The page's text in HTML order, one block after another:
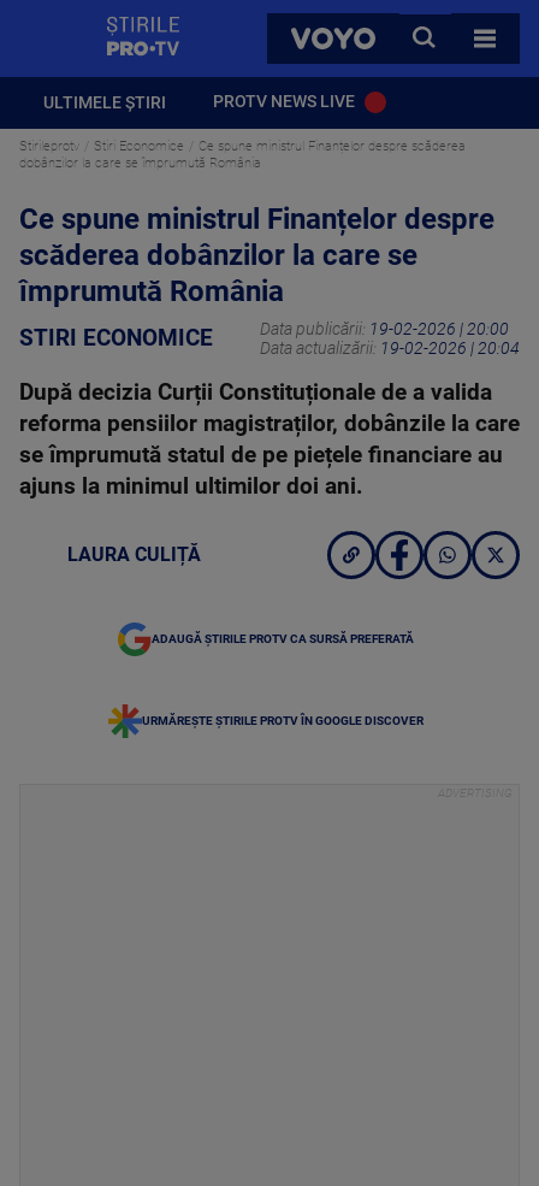
VOYO
CAUTA
TOATE
ULTIMELE ȘTIRI PROTV NEWS LIVE
Stirileprotv Stiri Economice
Ce spune ministrul Finanțelor despre scăderea
dobânzilor la care se împrumută România
Ce spune ministrul Finanțelor despre
scăderea dobânzilor la care se
împrumută România
STIRI ECONOMICE Data publicării: 19-02-2026 | 20:00
Data actualizării: 19-02-2026 | 20:04
După decizia Curții Constituționale de a valida
reforma pensiilor magistraților, dobânzile la care
se împrumută statul de pe piețele financiare au
ajuns la minimul ultimilor doi ani.
LAURA CULIȚĂ
ADAUGĂ ȘTIRILE PROTV CA SURSĂ PREFERATĂ
URMĂREȘTE ȘTIRILE PROTV ÎN GOOGLE DISCOVER